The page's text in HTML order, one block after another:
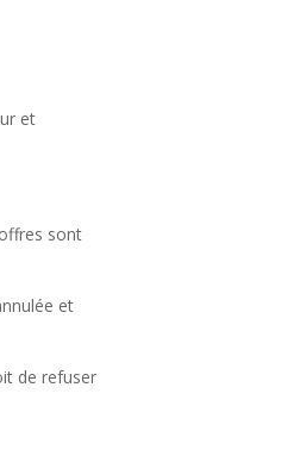
et
sont
et
de refuser